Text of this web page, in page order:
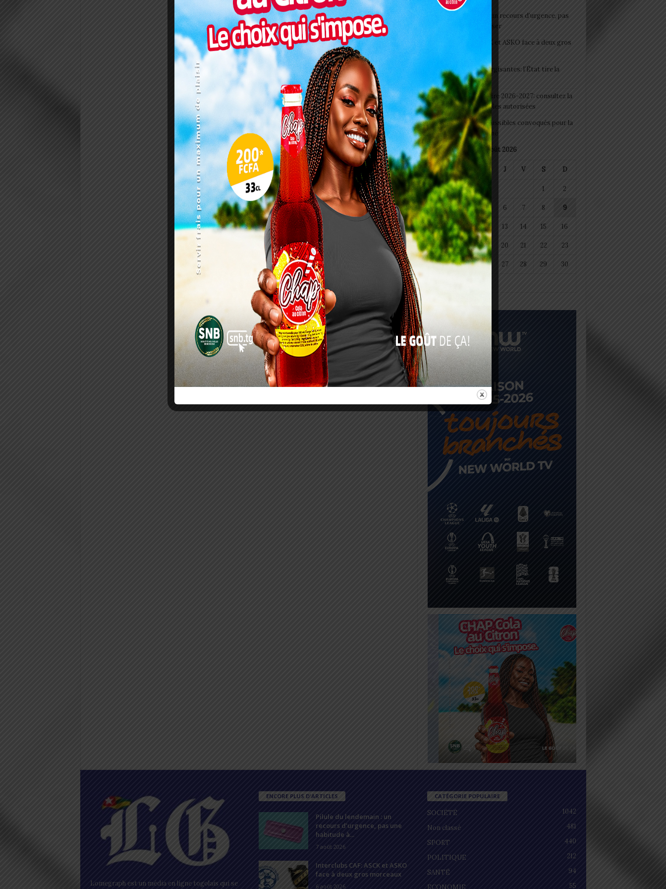
Pilule du lendemain : un recours d’urgence, pas
une habitude à banaliser
Interclubs CAF: ASCK et ASKO face à deux gros
morceaux
Togo/ Boissons énergisantes: l’État tire la
sonnette d’alarme
Togo/ Rentrée scolaire 2026-2027: consultez la
liste officielle des écoles autorisées
ESSAL 2026 : les admissibles convoqués pour la
visite médicale à Lomé
août 2026
L M J V S D
1 2
3 4 5 6 7 8 9
10 11 12 13 14 15 16
17 18 19 20 21 22 23
24 25 26 27 28 29 30
Lomegraph est un média en ligne togolais qui se
ENCORE PLUS D'ARTICLES
Pilule du lendemain : un
recours d’urgence, pas une
habitude à...
7 août 2026
Interclubs CAF: ASCK et ASKO
face à deux gros morceaux
6 août 2026
CATÉGORIE POPULAIRE
SOCIÉTÉ
1042
Non classé
481
SPORT
440
POLITIQUE
212
SANTÉ
94
55